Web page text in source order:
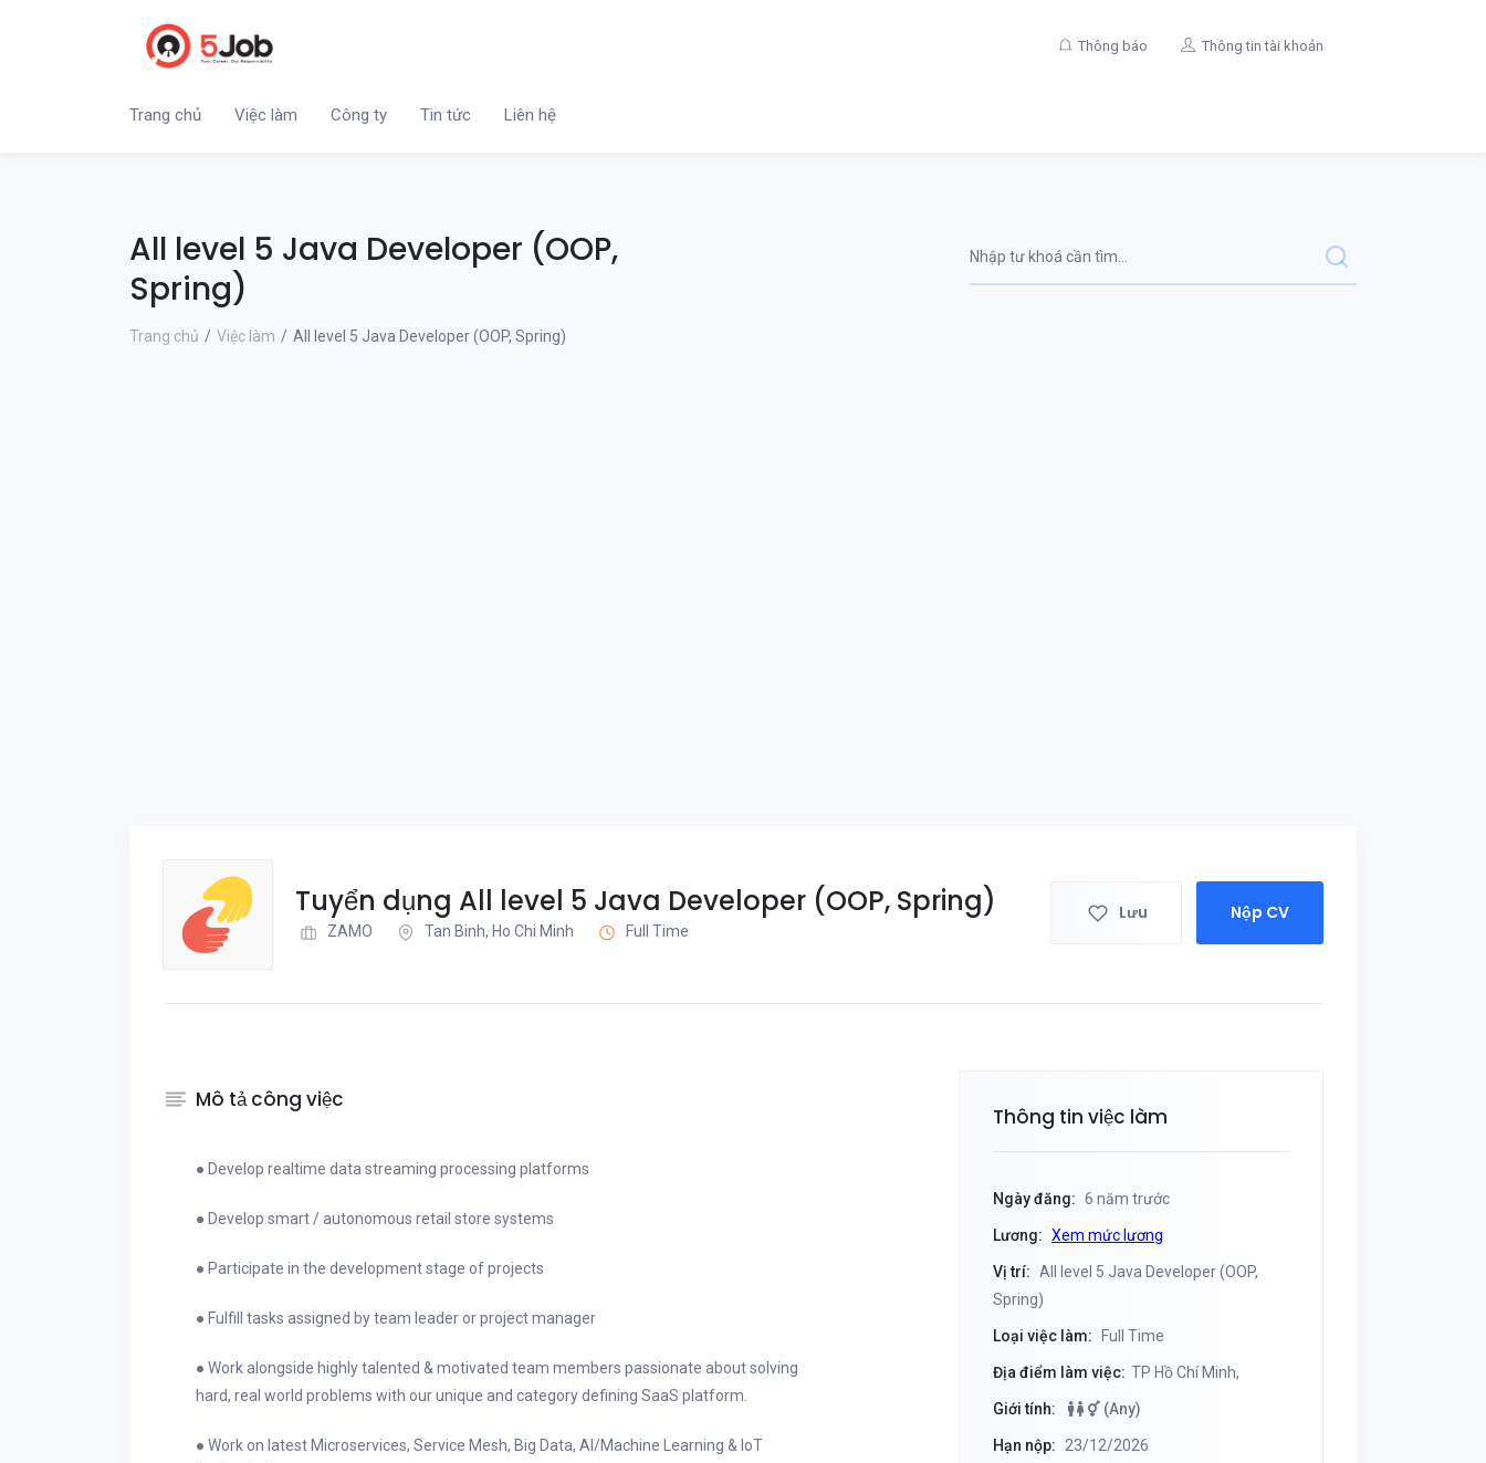
Thông báo Thông tin tài khoản
Trang chủ Việc làm Công ty Tin tức Liên hệ
All level 5 Java Developer (OOP,
Spring)
Trang chủ Việc làm All level 5 Java Developer (OOP, Spring)
Tuyển dụng All level 5 Java Developer (OOP, Spring)
ZAMO Tan Binh, Ho Chi Minh Full Time
Lưu Nộp CV
Mô tả công việc
● Develop realtime data streaming processing platforms
● Develop smart / autonomous retail store systems
● Participate in the development stage of projects
● Fulfill tasks assigned by team leader or project manager
● Work alongside highly talented & motivated team members passionate about solving
hard, real world problems with our unique and category defining SaaS platform.
● Work on latest Microservices, Service Mesh, Big Data, AI/Machine Learning & IoT
Thông tin việc làm
Ngày đăng: 6 năm trước
Lương: Xem mức lương
Vị trí: All level 5 Java Developer (OOP,
Spring)
Loại việc làm: Full Time
Địa điểm làm việc: TP Hồ Chí Minh,
Giới tính: (Any)
Hạn nộp: 23/12/2026